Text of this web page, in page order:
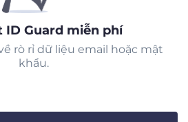
ID Guard miễn phí
rò rỉ dữ liệu email hoặc mật
khẩu.